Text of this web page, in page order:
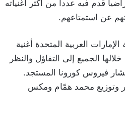
عيد الفطر 2020 حفلاً غنائياً افتراضياً قدم فيه عدداً من أكثر أغنياته
عن استمتاعهم.
العربية المتحدة أغنية
الجميع إلى التفاؤل والنظر
فيروس كورونا المستجد.
وتوزيع محمد همّام ومكس